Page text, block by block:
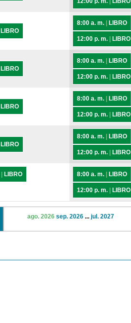
LIBRO
8:00 a. m. LIBRO
12:00 p. m. LIBRO
LIBRO
8:00 a. m. LIBRO
12:00 p. m. LIBRO
LIBRO
8:00 a. m. LIBRO
12:00 p. m. LIBRO
LIBRO
8:00 a. m. LIBRO
12:00 p. m. LIBRO
LIBRO 8:00 a. m. LIBRO
12:00 p. m. LIBRO
ago. 2026 sep. 2026... jul. 2027